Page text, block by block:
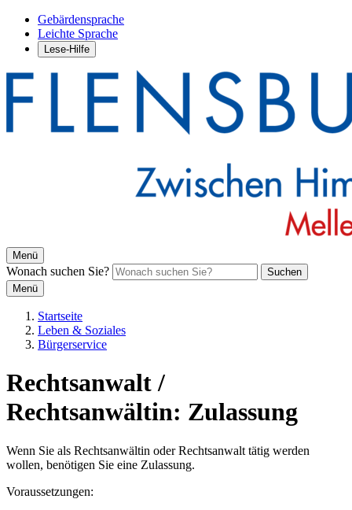
Gebärdensprache
Leichte Sprache
Lese-Hilfe
Menü
Wonach suchen Sie?
Suchen
Menü
Startseite
Leben & Soziales
Bürgerservice
Rechtsanwalt /
Rechtsanwältin: Zulassung
Wenn Sie als Rechtsanwältin oder Rechtsanwalt tätig werden
wollen, benötigen Sie eine Zulassung.
Voraussetzungen: